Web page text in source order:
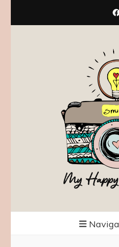
My Happy